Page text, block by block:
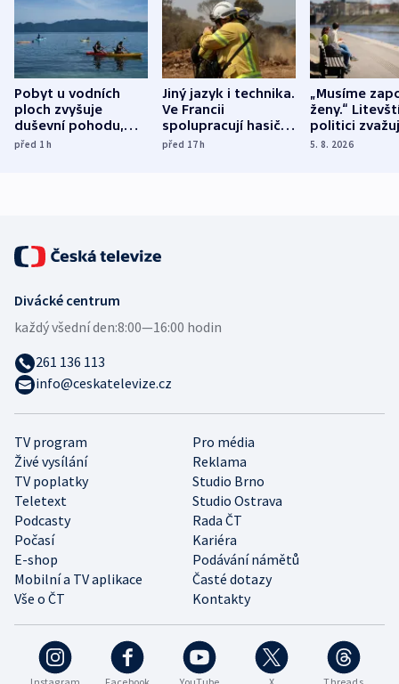
Pobyt u vodních
ploch zvyšuje
duševní pohodu,
ukázala
před 1h
Jiný jazyk i technika.
Ve Francii
spolupracují hasiči z
různých zemí
před 17h
„Musíme
ženy.“
politici
dohodu o
5. 8. 2026
TV program
Pro média
Živé vysílání
Reklama
TV poplatky
Studio Brno
Teletext
Studio Ostrava
Podcasty
Rada ČT
Počasí
Kariéra
E-shop
Podávání námětů
Mobilní a TV aplikace
Časté dotazy
Vše o ČT
Kontakty
Divácké centrum
každý všední den:8:00—16:00 hodin
261 136 113
info@ceskatelevize.cz